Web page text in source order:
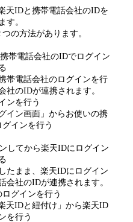
天IDと携帯電話会社のIDを
す。
の方法があります。
帯電話会社のIDでログイン
帯電話会社のログインを行
社のIDが連携されます。
ンを行う
イン画面」からお使いの携
インを行う
してから楽天IDにログイン
たまま、楽天IDにログイン
会社のIDが連携されます。
ログインを行う
天IDと紐付け」から楽天ID
を行う